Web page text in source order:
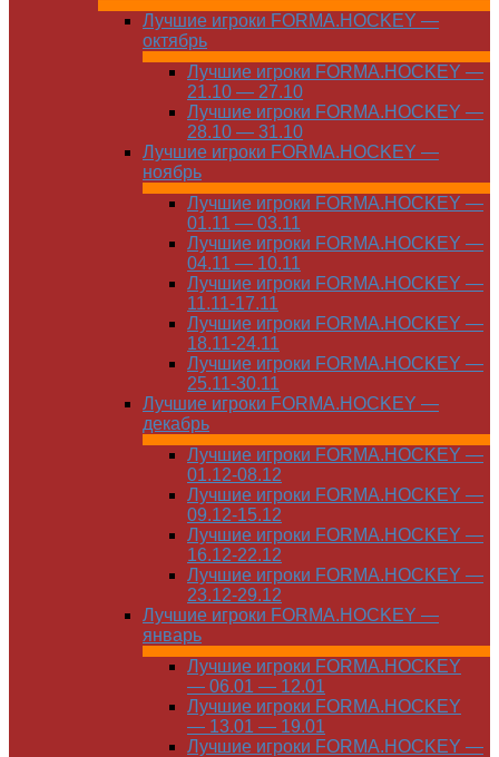
Лучшие игроки FORMA.HOCKEY —
октябрь
Лучшие игроки FORMA.HOCKEY —
21.10 — 27.10
Лучшие игроки FORMA.HOCKEY —
28.10 — 31.10
Лучшие игроки FORMA.HOCKEY —
ноябрь
Лучшие игроки FORMA.HOCKEY —
01.11 — 03.11
Лучшие игроки FORMA.HOCKEY —
04.11 — 10.11
Лучшие игроки FORMA.HOCKEY —
11.11-17.11
Лучшие игроки FORMA.HOCKEY —
18.11-24.11
Лучшие игроки FORMA.HOCKEY —
25.11-30.11
Лучшие игроки FORMA.HOCKEY —
декабрь
Лучшие игроки FORMA.HOCKEY —
01.12-08.12
Лучшие игроки FORMA.HOCKEY —
09.12-15.12
Лучшие игроки FORMA.HOCKEY —
16.12-22.12
Лучшие игроки FORMA.HOCKEY —
23.12-29.12
Лучшие игроки FORMA.HOCKEY —
январь
Лучшие игроки FORMA.HOCKEY
— 06.01 — 12.01
Лучшие игроки FORMA.HOCKEY
— 13.01 — 19.01
Лучшие игроки FORMA.HOCKEY —